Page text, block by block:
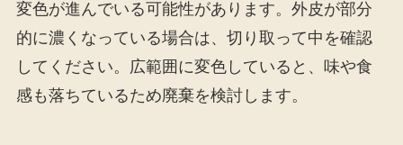
変色が進んでいる可能性があります。外皮が部分
的に濃くなっている場合は、切り取って中を確認
してください。広範囲に変色していると、味や食
感も落ちているため廃棄を検討します。